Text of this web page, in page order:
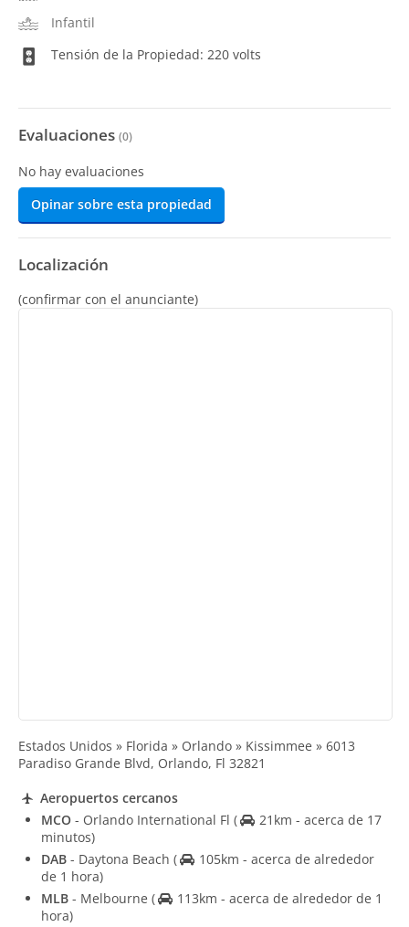
Infantil
Tensión de la Propiedad: 220 volts
Evaluaciones (0)
No hay evaluaciones
Opinar sobre esta propiedad
Localización
(confirmar con el anunciante)
Estados Unidos » Florida » Orlando » Kissimmee » 6013
Paradiso Grande Blvd, Orlando, Fl 32821
Aeropuertos cercanos
MCO - Orlando International Fl (
21km - acerca de 17
minutos)
DAB - Daytona Beach (
105km - acerca de alrededor
de 1 hora)
MLB - Melbourne (
113km - acerca de alrededor de 1
hora)